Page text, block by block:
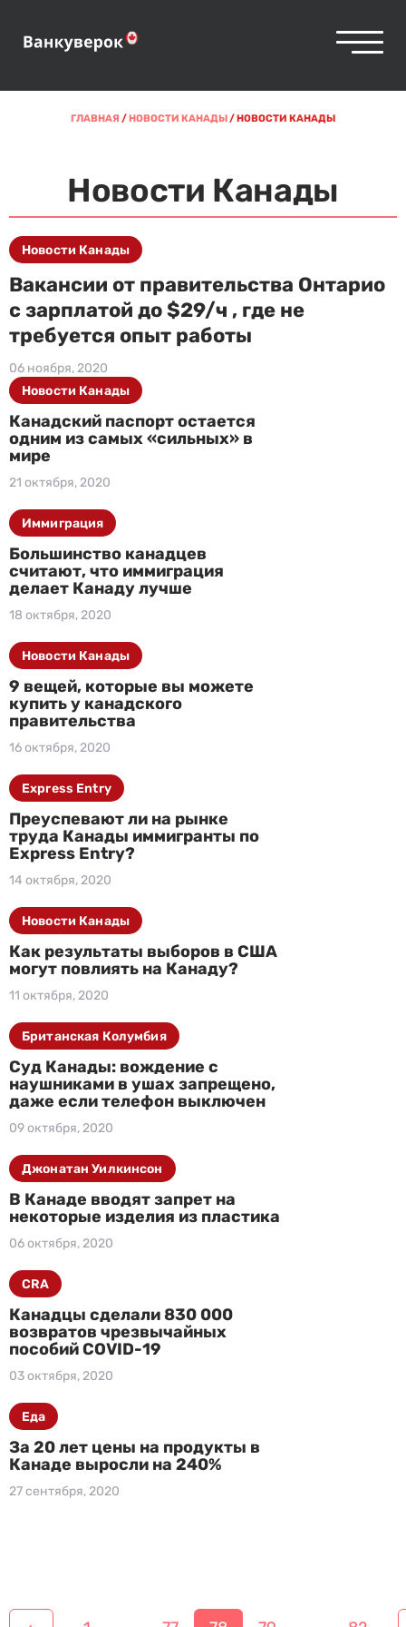
ГЛАВНАЯ /НОВОСТИ КАНАДЫ/НОВОСТИ КАНАДЫ
Новости Канады
Вакансии от правительства Онтарио
с зарплатой до $29/ч , где не
требуется опыт работы
06 ноября, 2020
Новости Канады
Канадский паспорт остается
одним из самых «сильных» в
мире
21 октября, 2020
Новости Канады
Большинство канадцев
считают, что иммиграция
делает Канаду лучше
18 октября, 2020
Иммиграция
9 вещей, которые вы можете
купить у канадского
правительства
16 октября, 2020
Новости Канады
Преуспевают ли на рынке
труда Канады иммигранты по
Express Entry?
14 октября, 2020
Express Entry
Как результаты выборов в США
могут повлиять на Канаду?
11 октября, 2020
Новости Канады
Суд Канады: вождение с
наушниками в ушах запрещено,
даже если телефон выключен
09 октября, 2020
Британская Колумбия
В Канаде вводят запрет на
некоторые изделия из пластика
06 октября, 2020
Джонатан Уилкинсон
Канадцы сделали 830 000
возвратов чрезвычайных
пособий COVID-19
03 октября, 2020
CRA
За 20 лет цены на продукты в
Канаде выросли на 240%
27 сентября, 2020
Еда